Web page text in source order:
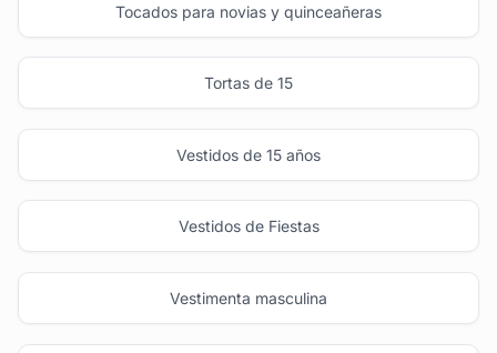
Tocados para novias y quinceañeras
Tortas de 15
Vestidos de 15 años
Vestidos de Fiestas
Vestimenta masculina